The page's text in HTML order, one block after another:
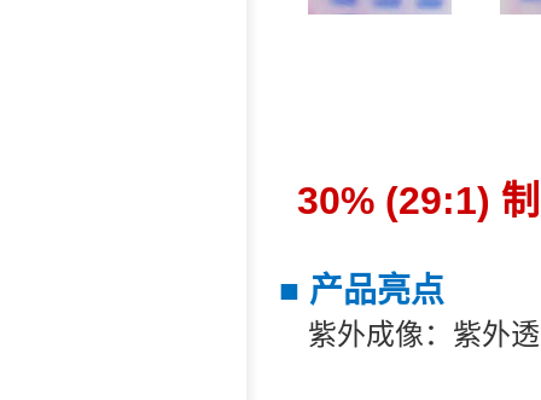
30% (29:1)
■ 产品亮点
紫外成像：紫外